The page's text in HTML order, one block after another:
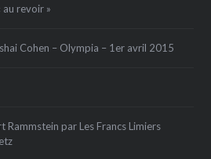
au revoir »
Cohen – Olympia – 1er avril 2015
Rammstein par Les Francs Limiers